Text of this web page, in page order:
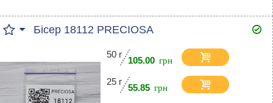
Бісер 18112 PRECIOSA
50 г
105.00
25 г
55.85